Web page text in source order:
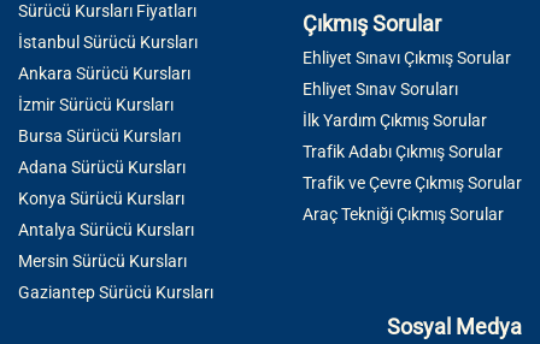
Sürücü Kursları Fiyatları
İstanbul Sürücü Kursları
Ankara Sürücü Kursları
İzmir Sürücü Kursları
Bursa Sürücü Kursları
Adana Sürücü Kursları
Konya Sürücü Kursları
Antalya Sürücü Kursları
Mersin Sürücü Kursları
Gaziantep Sürücü Kursları
Çıkmış Sorular
Ehliyet Sınavı Çıkmış Sorular
Ehliyet Sınav Soruları
İlk Yardım Çıkmış Sorular
Trafik Adabı Çıkmış Sorular
Trafik ve Çevre Çıkmış Sorular
Araç Tekniği Çıkmış Sorular
Sosyal Medya